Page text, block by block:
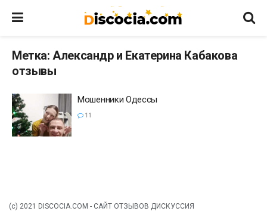
Метка:Александр и Екатерина Кабакова
отзывы
Мошенники Одессы
11
(c) 2021 DISCOCIA.COM - САЙТ ОТЗЫВОВ ДИСКУССИЯ